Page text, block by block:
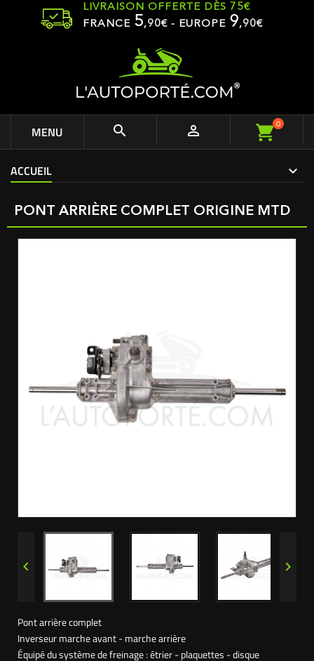
LIVRAISON OFFERTE DÈS 75€
FRANCE 5,90€ - EUROPE 9,90€
MENU   0
ACCUEIL
PONT ARRIÈRE COMPLET ORIGINE MTD
 
Pont arrière complet
Inverseur marche avant - marche arrière
Équipé du système de freinage : étrier - plaquettes - disque